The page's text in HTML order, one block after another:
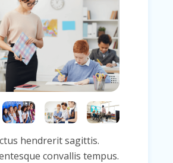
hendrerit sagittis.
convallis tempus.